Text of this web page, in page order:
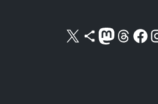
Посетите нас в X (ранее Twitter)
Посетите нашу учётную запись в Bluesky
Посетите нашу ленту в
Посетите нашу учётную
Посетите